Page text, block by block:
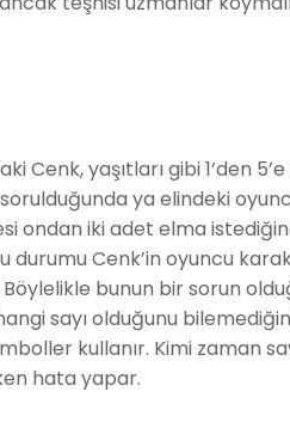
Cenk, yaşıtları gibi 1’den
ya elindeki
ondan iki adet elma
durumu Cenk’in oyuncu
Böylelikle bunun bir sorun
sayı olduğunu
kullanır. Kimi zaman
hata yapar.